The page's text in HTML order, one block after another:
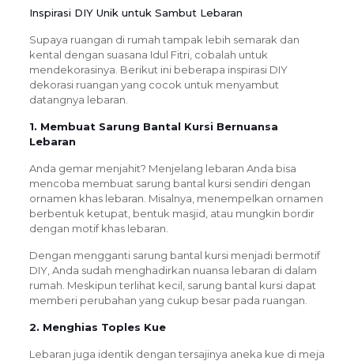
Inspirasi DIY Unik untuk Sambut Lebaran
Supaya ruangan di rumah tampak lebih semarak dan
kental dengan suasana Idul Fitri, cobalah untuk
mendekorasinya. Berikut ini beberapa inspirasi DIY
dekorasi ruangan yang cocok untuk menyambut
datangnya lebaran.
1. Membuat Sarung Bantal Kursi Bernuansa
Lebaran
Anda gemar menjahit? Menjelang lebaran Anda bisa
mencoba membuat sarung bantal kursi sendiri dengan
ornamen khas lebaran. Misalnya, menempelkan ornamen
berbentuk ketupat, bentuk masjid, atau mungkin bordir
dengan motif khas lebaran.
Dengan mengganti sarung bantal kursi menjadi bermotif
DIY, Anda sudah menghadirkan nuansa lebaran di dalam
rumah. Meskipun terlihat kecil, sarung bantal kursi dapat
memberi perubahan yang cukup besar pada ruangan.
2. Menghias Toples Kue
Lebaran juga identik dengan tersajinya aneka kue di meja